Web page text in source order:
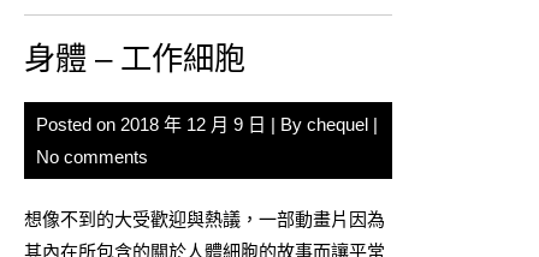
身體 – 工作細胞
Posted on 2018 年 12 月 9 日 | By chequel
No comments
想像不到的大受歡迎與熱議，一部動畫片因為
其內在所包含的關於人體細胞的故事而讓平常